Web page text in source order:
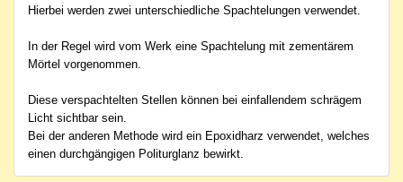
Hierbei werden zwei unterschiedliche Spachtelungen verwendet.
In der Regel wird vom Werk eine Spachtelung mit zementärem
Mörtel vorgenommen.
Diese verspachtelten Stellen können bei einfallendem schrägem
Licht sichtbar sein.
Bei der anderen Methode wird ein Epoxidharz verwendet, welches
einen durchgängigen Politurglanz bewirkt.